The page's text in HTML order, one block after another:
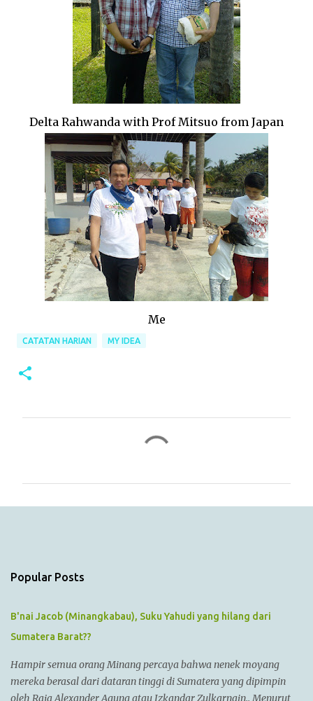
Delta Rahwanda with Prof Mitsuo from Japan
Me
CATATAN HARIAN MY IDEA
s
Popular Posts
B'nai Jacob (Minangkabau), Suku Yahudi yang hilang dari
Sumatera Barat??
Hampir semua orang Minang percaya bahwa nenek moyang
mereka berasal dari dataran tinggi di Sumatera yang dipimpin
oleh Raja Alexander Agung atau Izkandar Zulkarnain.. Menurut